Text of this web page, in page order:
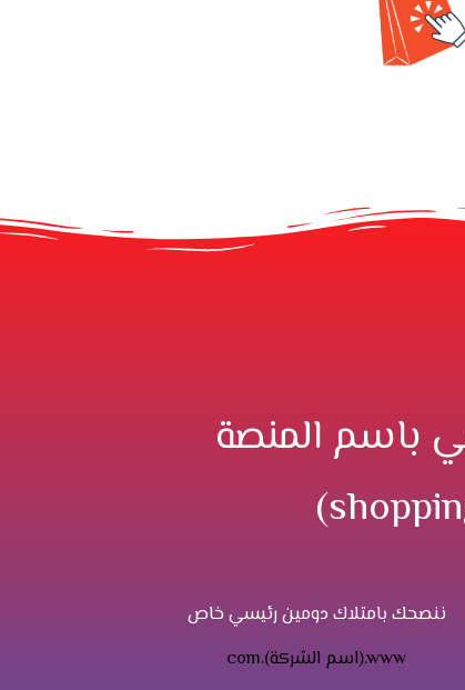
باسم المنصة
ننصحك بامتلاك دومين رئيسي خاص
com.(اسم الشركة).www